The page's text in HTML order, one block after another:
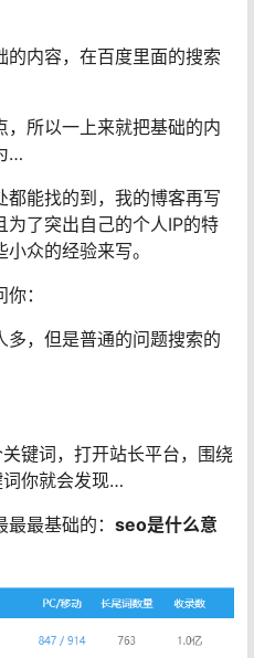
的内容，在百度里面的搜索
所以一上来就把基础的内
…
能找的到，我的博客再写
了突出自己的个人IP的特
众的经验来写。
：
多，但是普通的问题搜索的
键词，打开站长平台，围绕
你就会发现…
最基础的： seo是什么意